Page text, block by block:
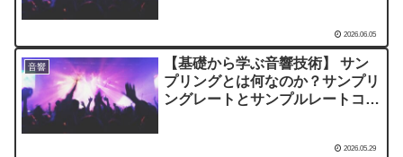
2026.06.05
音響
【基礎から学ぶ音響技術】 サン
プリングとは何なのか？サンプリ
ングレートとサンプルレートコン
2026.05.29